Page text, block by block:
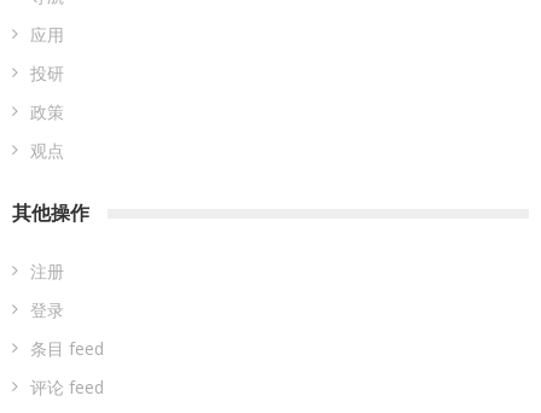
应用
投研
政策
观点
其他操作
注册
登录
条目 feed
评论 feed